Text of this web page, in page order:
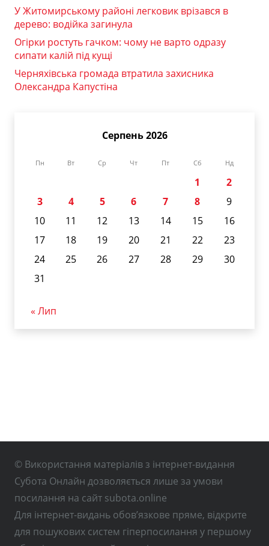
У Житомирському районі легковик врізався в
дерево: водійка загинула
Огірки ростуть гачком: чому не варто одразу
сипати калій під кущі
Черняхівська громада втратила захисника
Олександра Капустіна
Серпень 2026
Пн Вт Ср Чт Пт Сб Нд
1
2
3
4 5 6 7 8
9
10
11 12 13 14 15
16
17
18 19 20 21 22
23
24
25 26 27 28 29
30
31
« Лип
© Використання матеріалів з інтернет-видання
Субота Онлайн дозволяється лише за умови
посилання на сайт subota.online
Для інтернет-видань обов’язкове пряме, відкрите
для пошукових систем гіперпосилання у першому